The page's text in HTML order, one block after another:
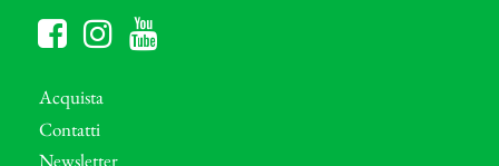
Acquista
Contatti
Newsletter